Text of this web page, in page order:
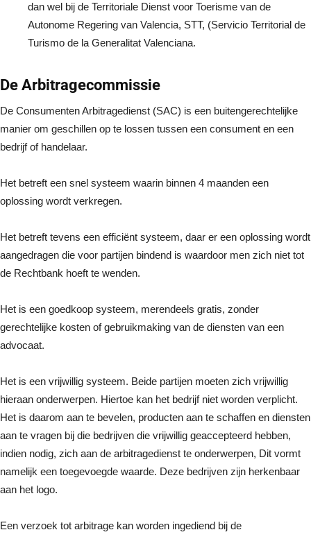
dan wel bij de Territoriale Dienst voor Toerisme van de
Autonome Regering van Valencia, STT, (Servicio Territorial de
Turismo de la Generalitat Valenciana.
De Arbitragecommissie
De Consumenten Arbitragedienst (SAC) is een buitengerechtelijke
manier om geschillen op te lossen tussen een consument en een
bedrijf of handelaar.
Het betreft een snel systeem waarin binnen 4 maanden een
oplossing wordt verkregen.
Het betreft tevens een efficiënt systeem, daar er een oplossing wordt
aangedragen die voor partijen bindend is waardoor men zich niet tot
de Rechtbank hoeft te wenden.
Het is een goedkoop systeem, merendeels gratis, zonder
gerechtelijke kosten of gebruikmaking van de diensten van een
advocaat.
Het is een vrijwillig systeem. Beide partijen moeten zich vrijwillig
hieraan onderwerpen. Hiertoe kan het bedrijf niet worden verplicht.
Het is daarom aan te bevelen, producten aan te schaffen en diensten
aan te vragen bij die bedrijven die vrijwillig geaccepteerd hebben,
indien nodig, zich aan de arbitragedienst te onderwerpen, Dit vormt
namelijk een toegevoegde waarde. Deze bedrijven zijn herkenbaar
aan het logo.
Een verzoek tot arbitrage kan worden ingediend bij de